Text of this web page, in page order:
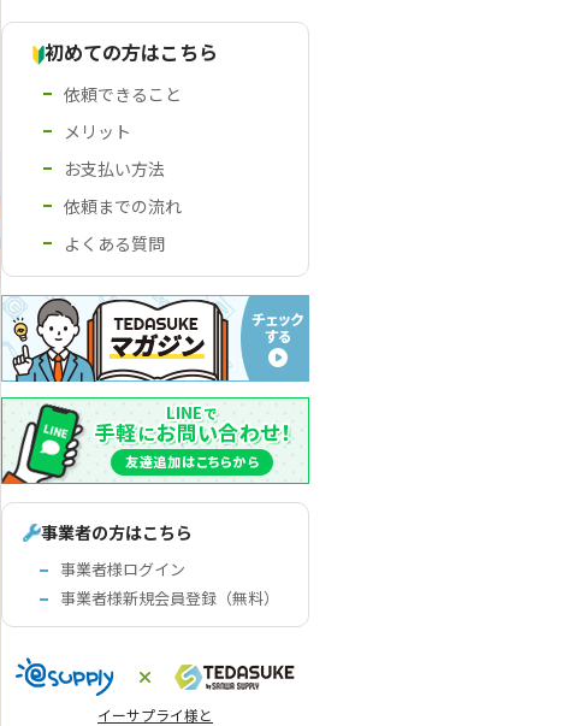
初めての方はこちら
依頼できること
メリット
お支払い方法
依頼までの流れ
よくある質問
事業者の方はこちら
事業者様ログイン
事業者様新規会員登録（無料）
イーサプライ様と